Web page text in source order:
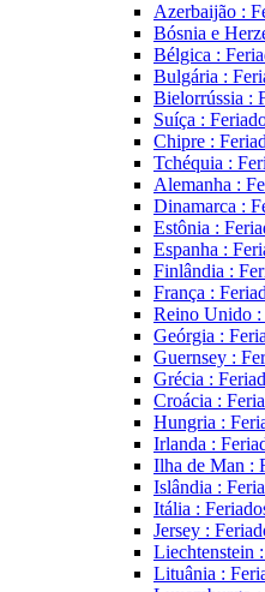
Azerbaijão :
Bósnia e
Bélgica :
Bulgária :
Bielorrússia :
Suíça :
Chipre :
Tchéquia :
Alemanha :
Dinamarca :
Estônia :
Espanha :
Finlândia :
França :
Reino Unido :
Geórgia :
Guernsey :
Grécia :
Croácia :
Hungria :
Irlanda :
Ilha de Man :
Islândia :
Itália :
Jersey :
Liechtenstein
Lituânia :